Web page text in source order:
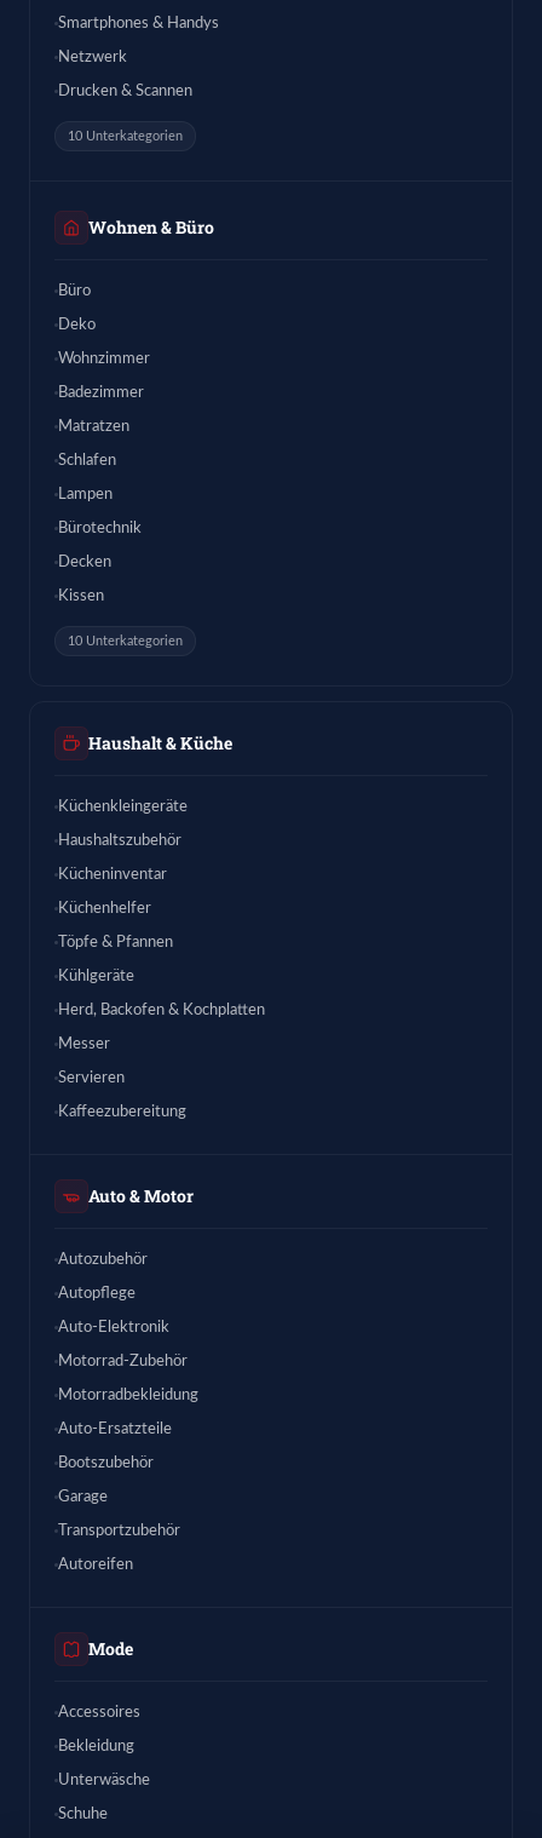
Smartphones & Handys
Netzwerk
Drucken & Scannen
10 Unterkategorien
Wohnen & Büro
Büro
Deko
Wohnzimmer
Badezimmer
Matratzen
Schlafen
Lampen
Bürotechnik
Decken
Kissen
10 Unterkategorien
Haushalt & Küche
Küchenkleingeräte
Haushaltszubehör
Kücheninventar
Küchenhelfer
Töpfe & Pfannen
Kühlgeräte
Herd, Backofen & Kochplatten
Messer
Servieren
Kaffeezubereitung
Auto & Motor
Autozubehör
Autopflege
Auto-Elektronik
Motorrad-Zubehör
Motorradbekleidung
Auto-Ersatzteile
Bootszubehör
Garage
Transportzubehör
Autoreifen
Mode
Accessoires
Bekleidung
Unterwäsche
Schuhe